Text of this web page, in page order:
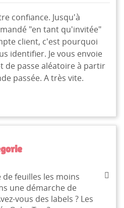
confiance. Jusqu'à
"en tant qu'invitée"
client, c'est pourquoi
identifier. Je vous envoie
de passe aléatoire à partir
passée. A très vite.
de feuilles les moins
une démarche de
vous des labels ? Les